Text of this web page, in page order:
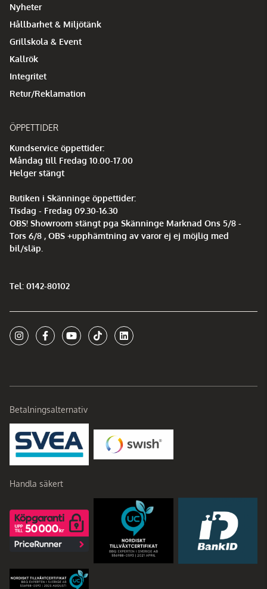
Nyheter
Hållbarhet & Miljötänk
Grillskola & Event
Kallrök
Integritet
Retur/Reklamation
ÖPPETTIDER
Kundservice öppettider:
Måndag till Fredag 10.00-17.00
Helger stängt
Butiken i Skänninge öppettider:
Tisdag - Fredag 09.30-16.30
OBS! Showroom stängt pga Skänninge Marknad Ons 5/8 -
Tors 6/8 , OBS +upphämtning av varor ej ej möjlig med
bil/släp.
Tel: 0142-80102
Betalningsalternativ
Handla säkert